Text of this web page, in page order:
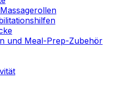
und Meal-Prep-Zubehör